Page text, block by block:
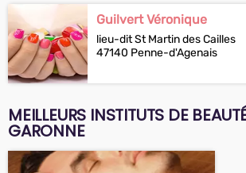
Guilvert Véronique
lieu-dit St Martin des Cailles
47140 Penne-d'Agenais
MEILLEURS INSTITUTS DE
GARONNE